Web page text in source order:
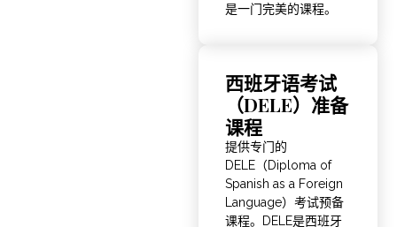
是一门完美的课程。
西班牙语考试
（DELE）准备
课程
提供专门的
DELE（Diploma of
Spanish as a Foreign
Language）考试预备
课程。DELE是西班牙